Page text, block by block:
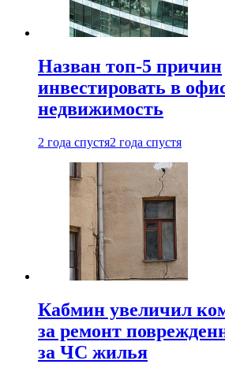
Назван топ-5 причин
инвестировать в
недвижимость
2 года спустя2 года спустя
Кабмин увеличил
за ремонт
за ЧС жилья